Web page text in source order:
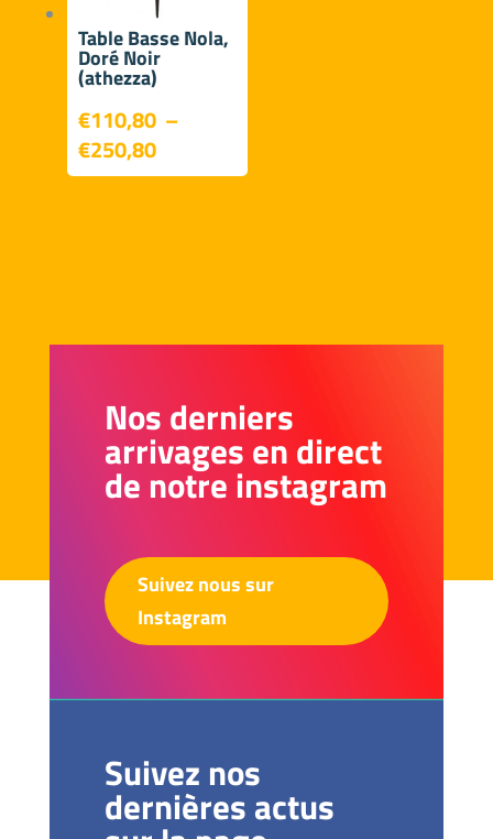
Table Basse Nola,
Doré Noir
(athezza)
€110,80 –
€250,80Plage
de
Nos derniers
arrivages en direct
de notre instagram
Suivez nous sur
Instagram
Suivez nos
dernières actus